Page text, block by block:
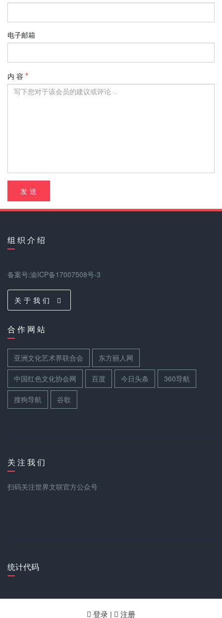
电子邮箱
内 容
发 送
登录 | 注册
组 织 介 绍
备案号:渝ICP备17007508号-3
关 于 我 们
合 作 网 站
亚洲文化艺术界联合会 东方丽人网
中国红色文化协会网 百度 今日头条 360导航
搜狗导航 谷歌
关 注 我 们
扫码关注世界文联官方公众号
统计代码